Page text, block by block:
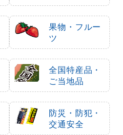
・アイス
果物・フルー
ツ
全国特産品・
ご当地品
防災・防犯・
交通安全